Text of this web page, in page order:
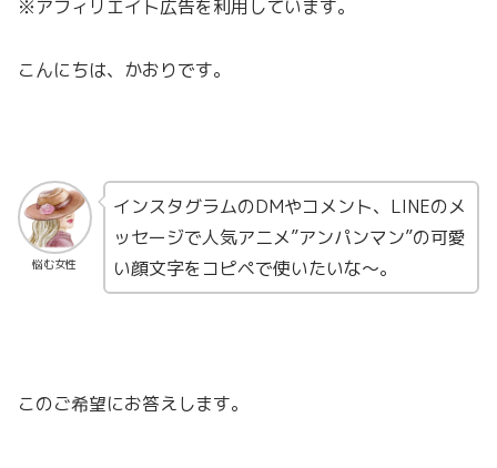
※アフィリエイト広告を利用しています。
こんにちは、かおりです。
悩む女性
インスタグラムのDMやコメント、LINEのメ
ッセージで人気アニメ”アンパンマン”の可愛
い顔文字をコピペで使いたいな〜。
このご希望にお答えします。